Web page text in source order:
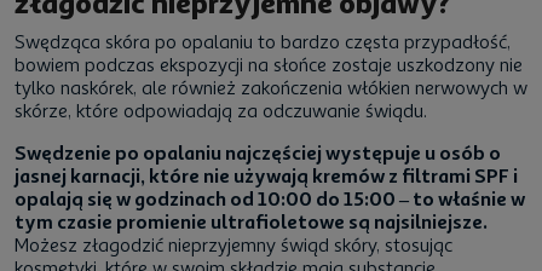
Swędząca skóra po opalaniu to bardzo częsta przypadłość,
bowiem podczas ekspozycji na słońce zostaje uszkodzony nie
tylko naskórek, ale również zakończenia włókien nerwowych w
skórze, które odpowiadają za odczuwanie świądu.
Swędzenie po opalaniu najczęściej występuje u osób o
jasnej karnacji, które nie używają kremów z filtrami SPF i
opalają się w godzinach od 10:00 do 15:00 – to właśnie w
tym czasie promienie ultrafioletowe są najsilniejsze.
Możesz złagodzić nieprzyjemny świąd skóry, stosując